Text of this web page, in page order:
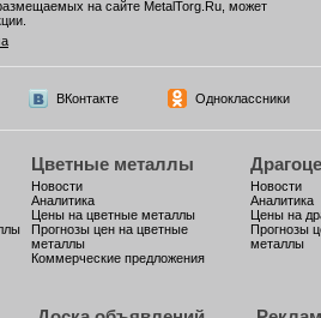
на сайте MetalTorg.Ru, может
ВКонтакте Одноклассники
Цветные металлы
Новости
Аналитика
Цены на цветные металлы
Прогнозы цен на цветные
металлы
Коммерческие предложения
Новости
Аналитика
Цены на
Прогнозы
металлы